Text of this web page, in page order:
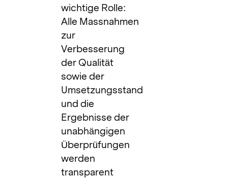
wichtige Rolle:
Alle Massnahmen
zur
Verbesserung
der Qualität
sowie der
Umsetzungsstand
und die
Ergebnisse der
unabhängigen
Überprüfungen
werden
transparent